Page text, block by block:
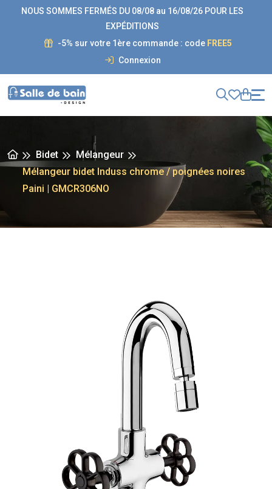
NOUS SOMMES FERMÉS DU 08/08 au 16/08/26 POUR LES
EXPÉDITIONS
-5% sur votre 1ère commande : code FREE5
Connexion
Bidet
Mélangeur
Mélangeur bidet Induss chrome / poignées noires
Paini | GMCR306NO